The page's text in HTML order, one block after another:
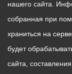
нашего сайта.
собранная при
храниться на
будет
сайта,